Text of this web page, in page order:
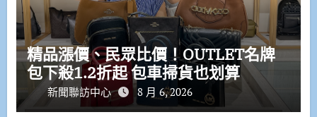
精品漲價、民眾比價！OUTLET名牌
包下殺1.2折起 包車掃貨也划算
新聞聯訪中心 8 月 6, 2026